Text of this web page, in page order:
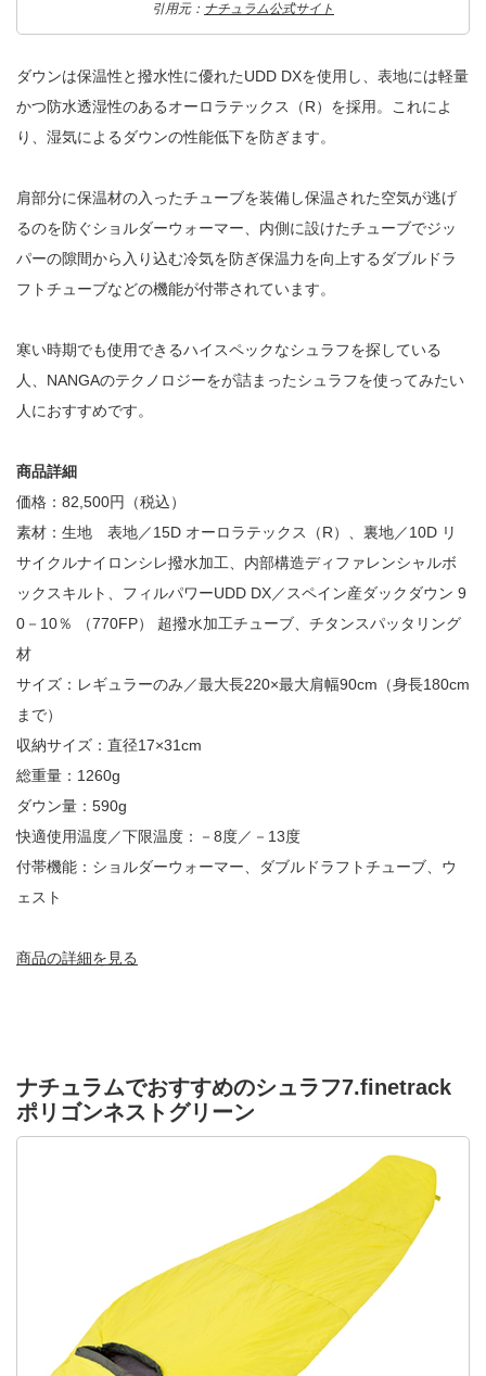
引用元： ナチュラム公式サイト
ダウンは保温性と撥水性に優れたUDD DXを使用し、表地には軽量
かつ防水透湿性のあるオーロラテックス（R）を採用。これによ
り、湿気によるダウンの性能低下を防ぎます。
肩部分に保温材の入ったチューブを装備し保温された空気が逃げ
るのを防ぐショルダーウォーマー、内側に設けたチューブでジッ
パーの隙間から入り込む冷気を防ぎ保温力を向上するダブルドラ
フトチューブなどの機能が付帯されています。
寒い時期でも使用できるハイスペックなシュラフを探している
人、NANGAのテクノロジーをが詰まったシュラフを使ってみたい
人におすすめです。
商品詳細
価格：82,500円（税込）
素材：生地 表地／15D オーロラテックス（R）、裏地／10D リ
サイクルナイロンシレ撥水加工、内部構造ディファレンシャルボ
ックスキルト、フィルパワーUDD DX／スペイン産ダックダウン 9
0－10％ （770FP） 超撥水加工チューブ、チタンスパッタリング
材
サイズ：レギュラーのみ／最大長220×最大肩幅90cm（身長180cm
まで）
収納サイズ：直径17×31cm
総重量：1260g
ダウン量：590g
快適使用温度／下限温度：－8度／－13度
付帯機能：ショルダーウォーマー、ダブルドラフトチューブ、ウ
ェスト
商品の詳細を見る
ナチュラムでおすすめのシュラフ7.finetrack
ポリゴンネストグリーン